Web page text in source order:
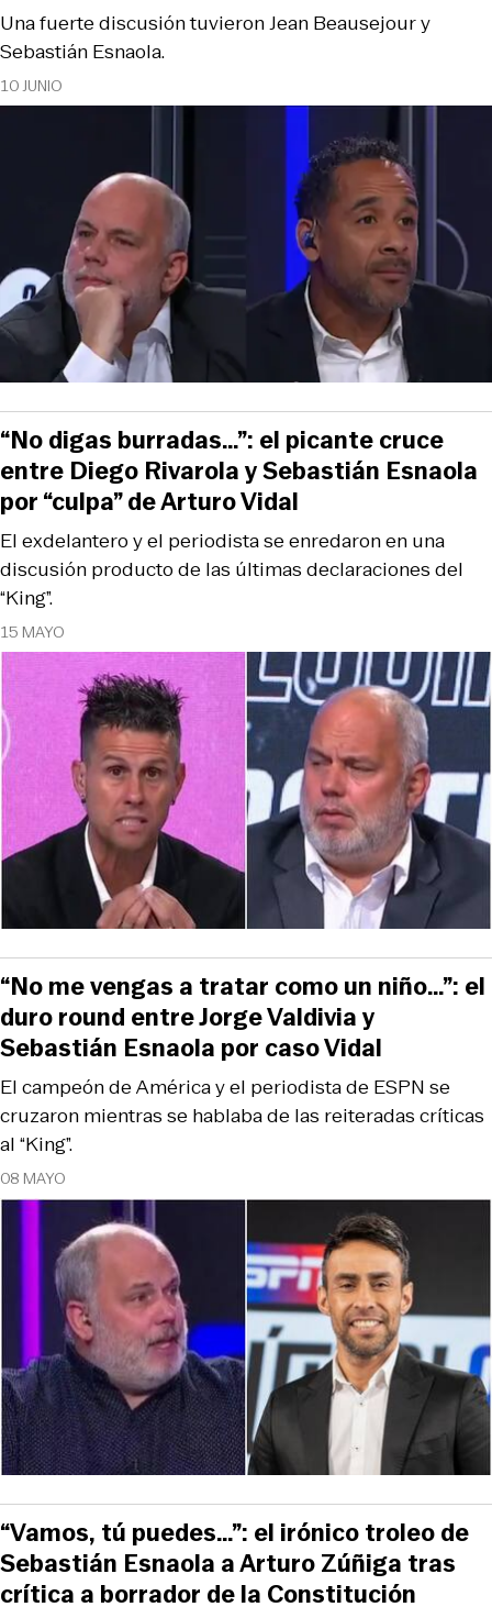
10 JUNIO
Una fuerte discusión tuvieron Jean Beausejour y
Sebastián Esnaola.
15 MAYO
El exdelantero y el periodista se enredaron en una
discusión producto de las últimas declaraciones del
“King”.
“No digas burradas…”: el picante cruce
entre Diego Rivarola y Sebastián Esnaola
por “culpa” de Arturo Vidal
08 MAYO
El campeón de América y el periodista de ESPN se
cruzaron mientras se hablaba de las reiteradas críticas
al “King”.
“No me vengas a tratar como un niño…”: el
duro round entre Jorge Valdivia y
Sebastián Esnaola por caso Vidal
“Vamos, tú puedes…”: el irónico troleo de
Sebastián Esnaola a Arturo Zúñiga tras
crítica a borrador de la Constitución